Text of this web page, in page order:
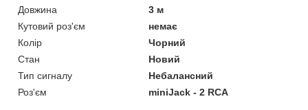
Довжина
3 м
Кутовий роз'єм
немає
Колір
Чорний
Стан
Новий
Тип сигналу
Небалансний
Роз'єм
miniJack - 2 RCA